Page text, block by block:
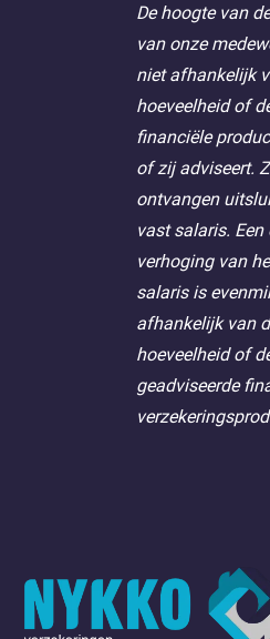
De hoogte van
van onze
niet afhankelijk
hoeveelheid of
financiële
of zij adviseert.
ontvangen
vast salaris. Een
verhoging van
salaris is
afhankelijk van
hoeveelheid of
geadviseerde